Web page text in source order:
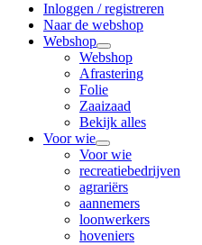
Inloggen / registreren
Naar de webshop
Webshop
open
dropdown
menu
Webshop
Afrastering
Folie
Zaaizaad
Bekijk alles
Voor wie
open
dropdown
menu
Voor wie
recreatiebedrijven
agrariërs
aannemers
loonwerkers
hoveniers